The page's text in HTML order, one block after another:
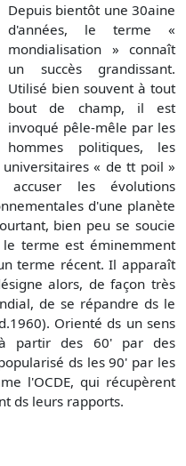
Depuis bientôt une 30aine
d'années, le terme «
mondialisation » connaît
un succès grandissant.
Utilisé bien souvent à tout
bout de champ, il est
invoqué pêle-mêle par les
hommes politiques, les
« de tt poil »
les évolutions
d'une planète
bien peu se soucie
terme est éminemment
terme récent. Il apparaît
alors, de façon très
de se répandre ds le
Orienté ds un sens
partir des 60' par des
ds les 90' par les
l'OCDE, qui récupèrent
ds leurs rapports.